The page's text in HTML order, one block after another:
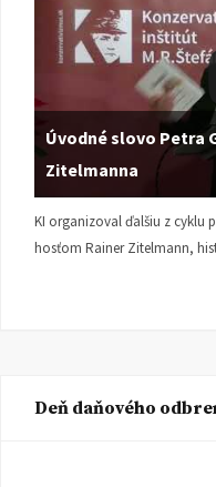
Úvodné slovo Petra
Zitelmanna
KI organizoval ďalšiu z cyklu
hosťom Rainer Zitelmann,
Deň daňového